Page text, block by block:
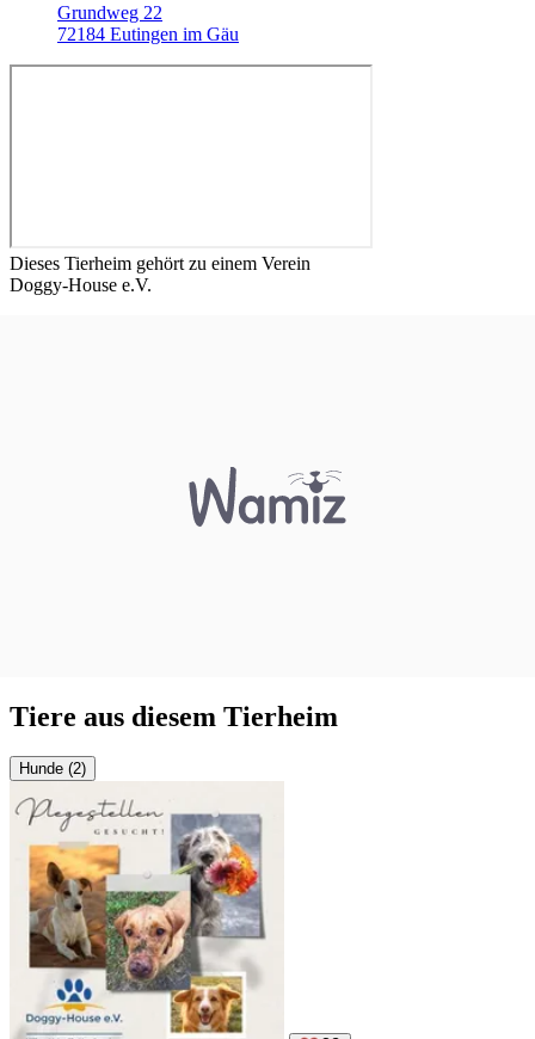
Grundweg 22
72184 Eutingen im Gäu
Dieses Tierheim gehört zu einem Verein
Doggy-House e.V.
Tiere aus diesem Tierheim
Hunde (2)